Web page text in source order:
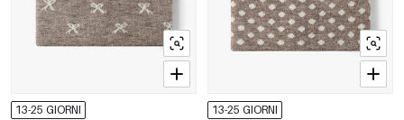
13-25 GIORNI 13-25 GIORNI